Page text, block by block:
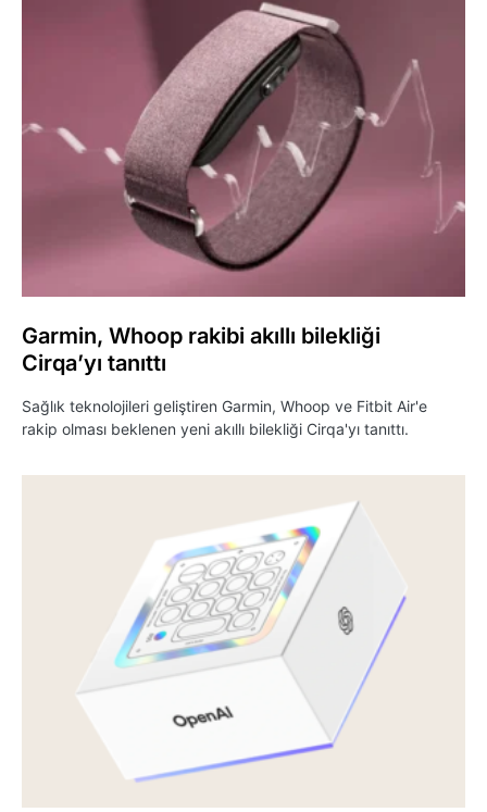
Garmin, Whoop rakibi akıllı bilekliği
Cirqa’yı tanıttı
Sağlık teknolojileri geliştiren Garmin, Whoop ve Fitbit Air'e
rakip olması beklenen yeni akıllı bilekliği Cirqa'yı tanıttı.